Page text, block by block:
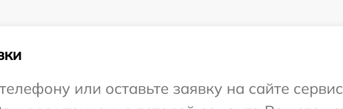
или оставьте заявку на сайте